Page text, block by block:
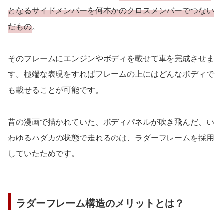
となるサイドメンバーを何本かのクロスメンバーでつない
だもの。
そのフレームにエンジンやボディを載せて車を完成させま
す。極端な表現をすればフレームの上にはどんなボディで
も載せることが可能です。
昔の漫画で描かれていた、ボディパネルが吹き飛んだ、い
わゆるハダカの状態で走れるのは、ラダーフレームを採用
していたためです。
ラダーフレーム構造のメリットとは？